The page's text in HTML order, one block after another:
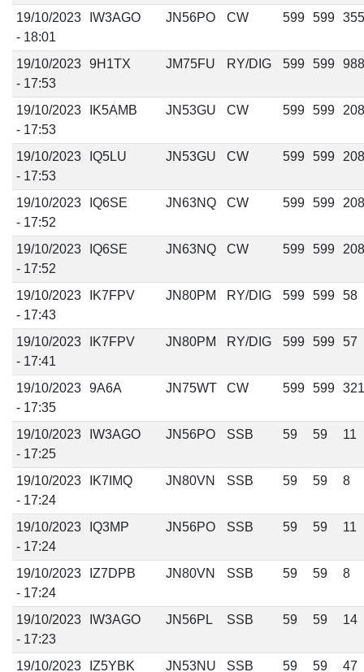
19/10/2023
- 18:01
IW3AGO JN56PO CW 599 599 355
19/10/2023
- 17:53
9H1TX JM75FU RY/DIG 599 599 988
19/10/2023
- 17:53
IK5AMB JN53GU CW 599 599 208
19/10/2023
- 17:53
IQ5LU JN53GU CW 599 599 208
19/10/2023
- 17:52
IQ6SE JN63NQ CW 599 599 208
19/10/2023
- 17:52
IQ6SE JN63NQ CW 599 599 208
19/10/2023
- 17:43
IK7FPV JN80PM RY/DIG 599 599 58
19/10/2023
- 17:41
IK7FPV JN80PM RY/DIG 599 599 57
19/10/2023
- 17:35
9A6A JN75WT CW 599 599 321
19/10/2023
- 17:25
IW3AGO JN56PO SSB 59 59 11
19/10/2023
- 17:24
IK7IMQ JN80VN SSB 59 59 8
19/10/2023
- 17:24
IQ3MP JN56PO SSB 59 59 11
19/10/2023
- 17:24
IZ7DPB JN80VN SSB 59 59 8
19/10/2023
- 17:23
IW3AGO JN56PL SSB 59 59 14
19/10/2023 IZ5YBK JN53NU SSB 59 59 47